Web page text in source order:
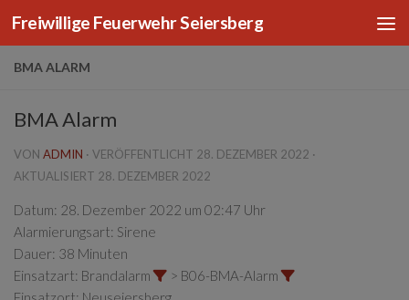
Zum Inhalt springen
Freiwillige Feuerwehr Seiersberg
BMA ALARM
BMA Alarm
VON ADMIN · VERÖFFENTLICHT 28. DEZEMBER 2022 ·
AKTUALISIERT 28. DEZEMBER 2022
Datum: 28. Dezember 2022 um 02:47 Uhr
Alarmierungsart: Sirene
Dauer: 38 Minuten
Einsatzart: Brandalarm
> B06-BMA-Alarm